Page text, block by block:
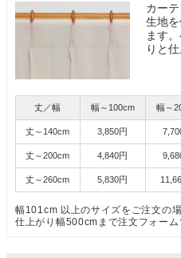
カー
生地
ます
りと
丈／幅
丈～140cm
丈～200cm
丈～260cm
幅～100cm
3,850円
4,840円
5,830円
幅～
幅101cm 以上のサイズをご注文の
仕上がり幅500cmまで注文フォーム